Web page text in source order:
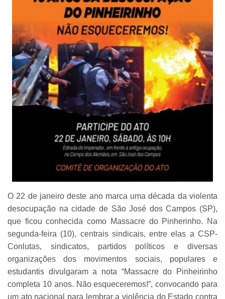
O 22 de janeiro deste ano marca uma década da violenta
desocupação na cidade de São José dos Campos (SP),
que ficou conhecida como Massacre do Pinherinho. Na
segunda-feira (10), centrais sindicais, entre elas a CSP-
Conlutas, sindicatos, partidos políticos e diversas
organizações dos movimentos sociais, populares e
estudantis divulgaram a nota “Massacre do Pinheirinho
completa 10 anos. Não esqueceremos!”, convocando para
um ato nacional para lembrar a violência do Estado contra